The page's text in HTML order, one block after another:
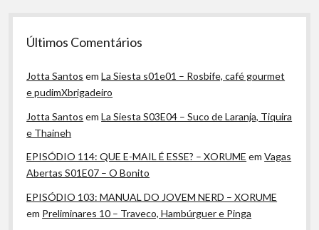
Últimos Comentários
Jotta Santos emLa Siesta s01e01 – Rosbife, café gourmet
e pudimXbrigadeiro
Jotta Santos emLa Siesta S03E04 – Suco de Laranja, Tiquira
e Thaineh
EPISÓDIO 114: QUE E-MAIL É ESSE? – XORUME emVagas
Abertas S01E07 – O Bonito
EPISÓDIO 103: MANUAL DO JOVEM NERD – XORUME
em Preliminares 10 – Traveco, Hambúrguer e Pinga